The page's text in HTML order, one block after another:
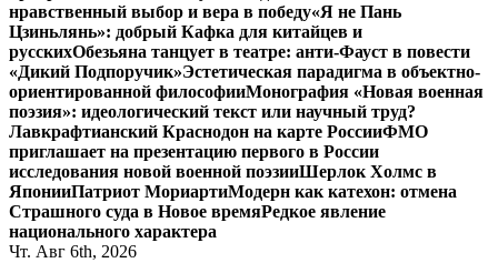
нравственный выбор и вера в победу«Я не Пань
Цзиньлянь»: добрый Кафка для китайцев и
русскихОбезьяна танцует в театре: анти-Фауст в повести
«Дикий Подпоручик»Эстетическая парадигма в объектно-
ориентированной философииМонография «Новая военная
поэзия»: идеологический текст или научный труд?
Лавкрафтианский Краснодон на карте РоссииФМО
приглашает на презентацию первого в России
исследования новой военной поэзииШерлок Холмс в
ЯпонииПатриот МориартиМодерн как катехон: отмена
Страшного суда в Новое времяРедкое явление
национального характера
Чт. Авг 6th, 2026